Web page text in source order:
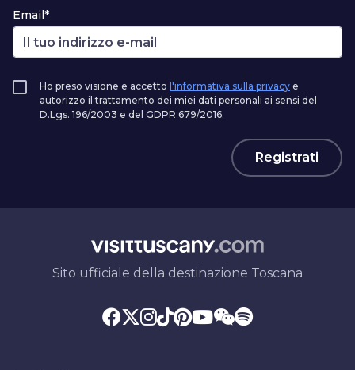
Email*
Ho preso visione e accetto l'informativa sulla privacy e
autorizzo il trattamento dei miei dati personali ai sensi del
D.Lgs. 196/2003 e del GDPR 679/2016.
Registrati
Sito ufficiale della destinazione Toscana